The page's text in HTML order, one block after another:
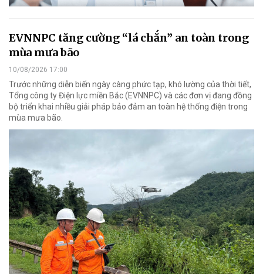
EVNNPC tăng cường “lá chắn” an toàn trong
mùa mưa bão
10/08/2026 17:00
Trước những diễn biến ngày càng phức tạp, khó lường của thời tiết,
Tổng công ty Điện lực miền Bắc (EVNNPC) và các đơn vị đang đồng
bộ triển khai nhiều giải pháp bảo đảm an toàn hệ thống điện trong
mùa mưa bão.